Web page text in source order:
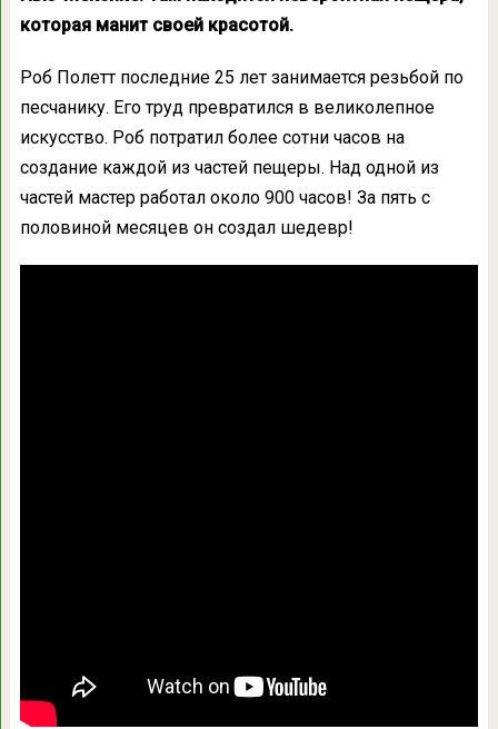
которая манит своей красотой.
Роб Полетт последние 25 лет занимается резьбой по
песчанику. Его труд превратился в великолепное
искусство. Роб потратил более сотни часов на
создание каждой из частей пещеры. Над одной из
частей мастер работал около 900 часов! За пять с
половиной месяцев он создал шедевр!